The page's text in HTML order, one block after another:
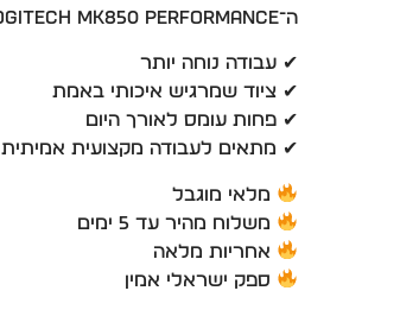
ה־Logitech MK850 Performance הוא אחד הסטים הכי מבוקשים בקטגוריית הפרימיום — ולא במקרה.
✔ עבודה נוחה יותר
✔ ציוד שמרגיש איכותי באמת
✔ פחות עומס לאורך היום
✔ מתאים לעבודה מקצועית אמיתית
מלאי מוגבל
משלוח מהיר עד 5 ימים
אחריות מלאה
ספק ישראלי אמין